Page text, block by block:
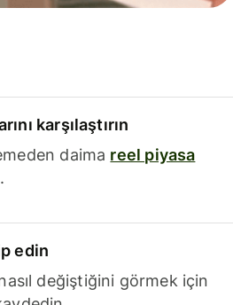
karşılaştırın
daima reel piyasa
edin
değiştiğini görmek için